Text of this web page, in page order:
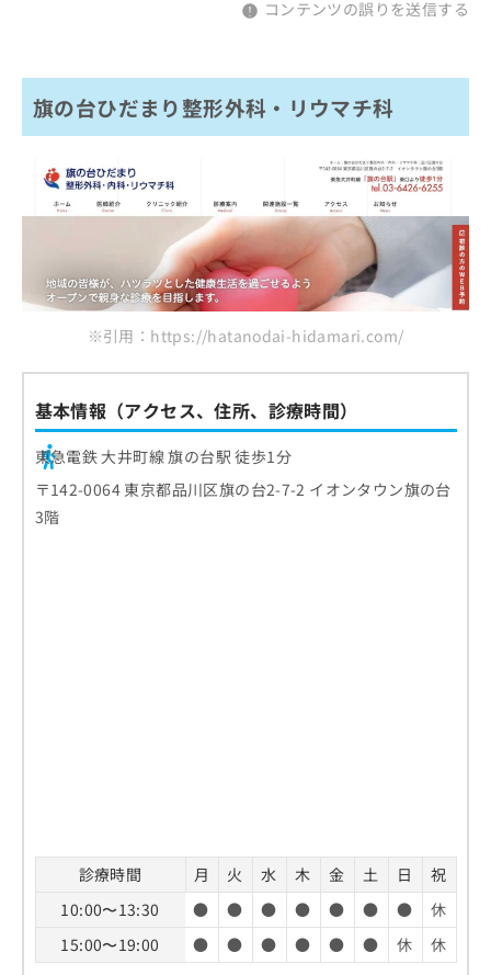
コンテンツの誤りを送信する
旗の台ひだまり整形外科・リウマチ科
※引用：https://hatanodai-hidamari.com/
基本情報（アクセス、住所、診療時間）
東急電鉄 大井町線 旗の台駅 徒歩1分
〒142-0064 東京都品川区旗の台2-7-2 イオンタウン旗の台
3階
診療時間 月 火 水 木 金 土 日
祝
10:00〜13:30
● ● ● ● ● ● ●
休
15:00〜19:00
● ● ● ● ● ● 休
休